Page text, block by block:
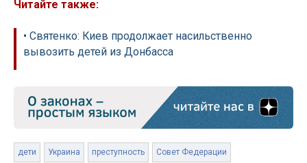
Читайте также:
• Святенко: Киев продолжает насильственно
вывозить детей из Донбасса
дети Украина преступность Совет Федерации